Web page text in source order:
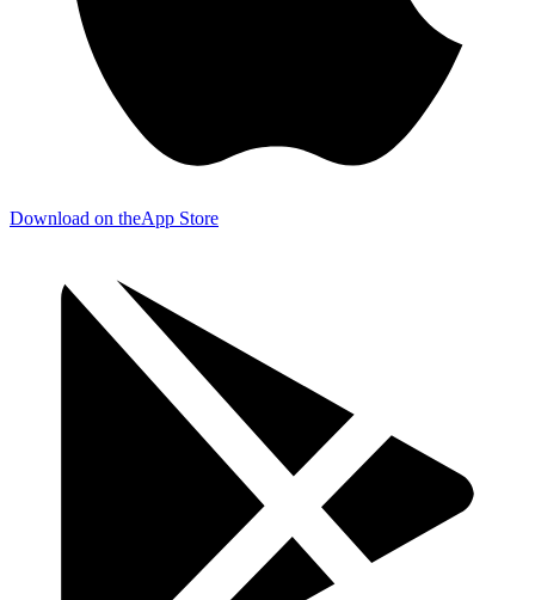
Download on theApp Store